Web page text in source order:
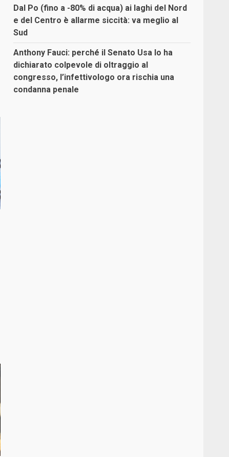
Dal Po (fino a -80% di acqua) ai laghi del Nord
e del Centro è allarme siccità: va meglio al
Sud
Anthony Fauci: perché il Senato Usa lo ha
dichiarato colpevole di oltraggio al
congresso, l’infettivologo ora rischia una
condanna penale